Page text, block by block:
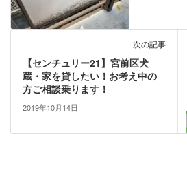
次の記事
【センチュリー21】宮前区犬
蔵・家を貸したい！お考え中の
方ご相談乗ります！
2019年10月14日